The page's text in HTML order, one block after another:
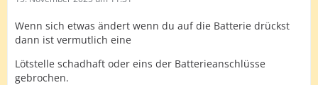
Wenn sich etwas ändert wenn du auf die Batterie drückst
dann ist vermutlich eine
Lötstelle schadhaft oder eins der Batterieanschlüsse
gebrochen.